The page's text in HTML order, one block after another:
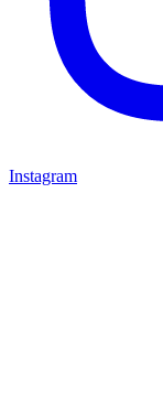
Instagram